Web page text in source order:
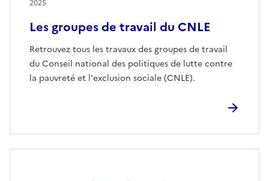
Les groupes de travail du CNLE
Retrouvez tous les travaux des groupes de travail
du Conseil national des politiques de lutte contre
la pauvreté et l'exclusion sociale (CNLE).
2025